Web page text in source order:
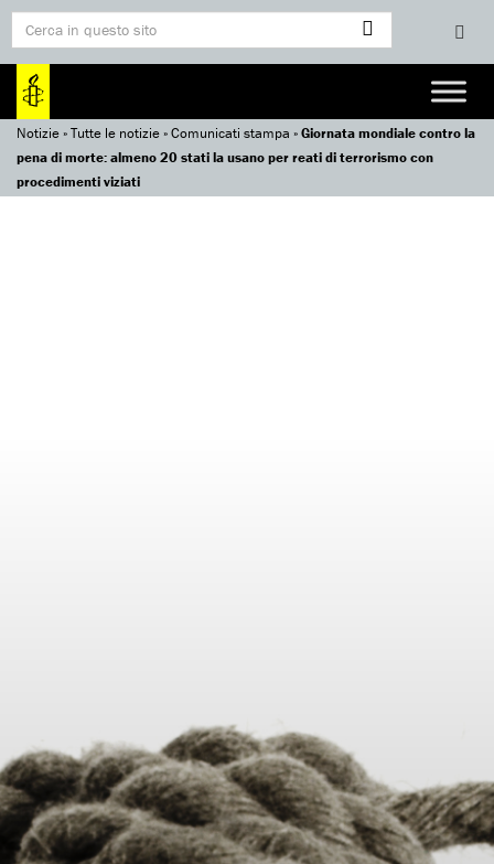
Notizie»Tutte le notizie»Comunicati stampa »Giornata mondiale contro la
pena di morte: almeno 20 stati la usano per reati di terrorismo con
procedimenti viziati